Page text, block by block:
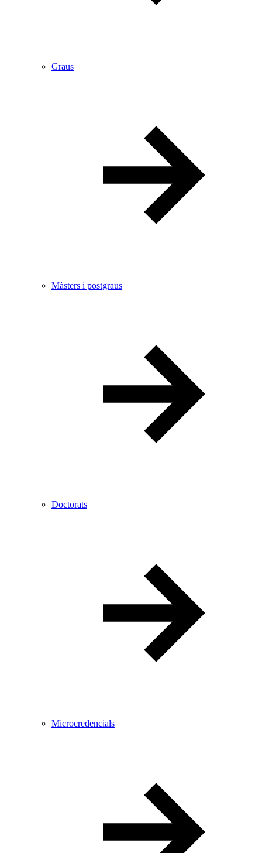
Graus
Màsters i postgraus
Doctorats
Microcredencials